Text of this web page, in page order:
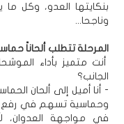
بنكايتها العدو، وكل ما
وناجحا...
المرحلة تتطلب ألحاناً
أنت متميز بأداء
الجانب؟
- أنا أميل إلى ألحان
وحماسية تسهم في رفع
في مواجهة العدوان،